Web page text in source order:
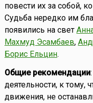
повести их за собой,
Судьба нередко им
появились на свет
Махмуд Эсамбаев,
Борис Ельцин.
Общие рекомендации
деятельности, к тому,
движения, не